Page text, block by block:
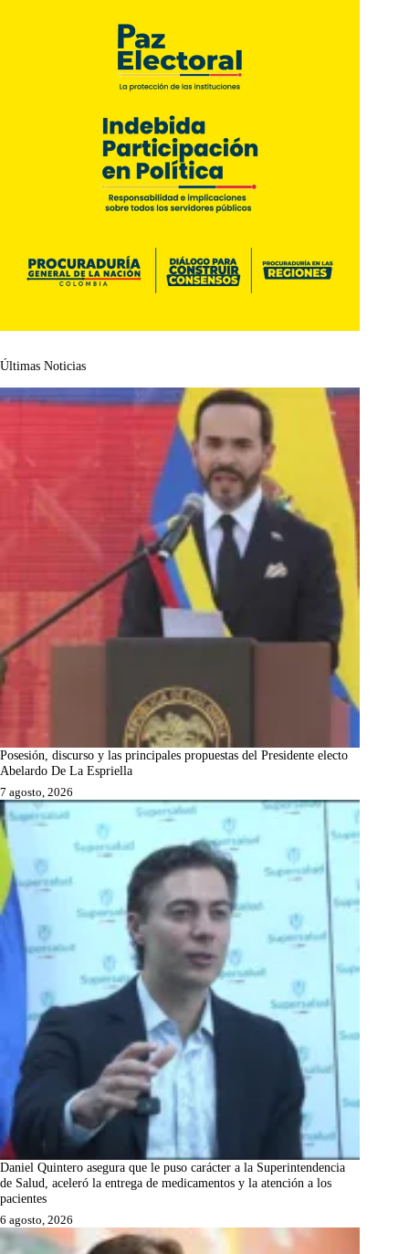
Últimas Noticias
Posesión, discurso y las principales propuestas del Presidente electo
Abelardo De La Espriella
7 agosto, 2026
Daniel Quintero asegura que le puso carácter a la Superintendencia
de Salud, aceleró la entrega de medicamentos y la atención a los
pacientes
6 agosto, 2026